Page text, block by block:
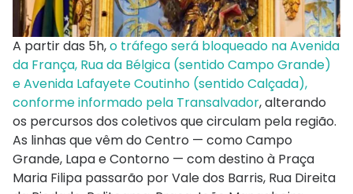
A partir das 5h,o tráfego será bloqueado na Avenida
da França, Rua da Bélgica (sentido Campo Grande)
e Avenida Lafayete Coutinho (sentido Calçada),
conforme informado pela Transalvador, alterando
os percursos dos coletivos que circulam pela região.
As linhas que vêm do Centro — como Campo
Grande, Lapa e Contorno — com destino à Praça
Maria Filipa passarão por Vale dos Barris, Rua Direita